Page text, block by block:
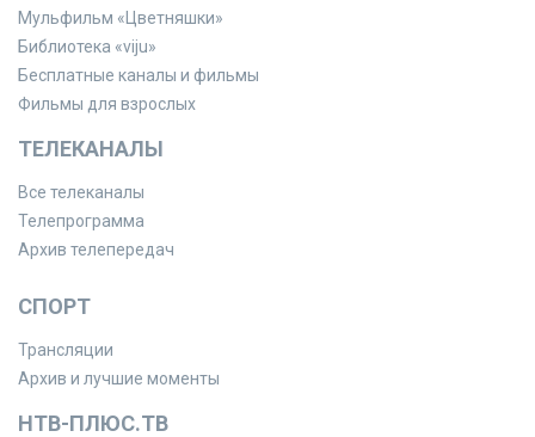
Мульфильм «Цветняшки»
Библиотека «viju»
Бесплатные каналы и фильмы
Фильмы для взрослых
ТЕЛЕКАНАЛЫ
Все телеканалы
Телепрограмма
Архив телепередач
СПОРТ
Трансляции
Архив и лучшие моменты
НТВ-ПЛЮС.ТВ